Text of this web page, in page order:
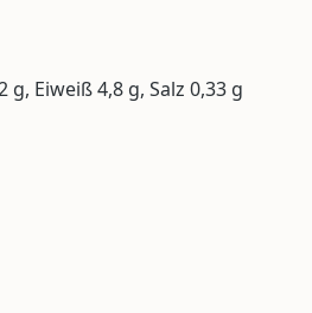
Eiweiß 4,8 g, Salz 0,33 g